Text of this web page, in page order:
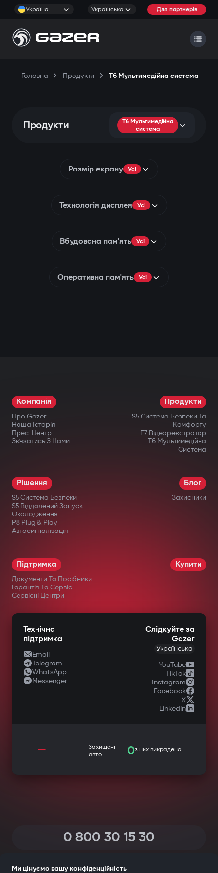
Україна Українська Для партнерів
Головна Продукти T6 Мультимедійна система
Продукти
T6 Мультимедійна
система
Розмір екрану Усі
Технологія дисплея Усі
Вбудована пам'ять Усі
Оперативна пам'ять Усі
Компанія
Про Gazer
Наша Історія
Прес-Центр
Зв’язатись З Нами
Продукти
S5 Система Безпеки Та
Комфорту
E7 Відеореєстратор
T6 Мультимедійна
Система
Рішення
S5 Система Безпеки
S5 Віддалений Запуск
Охолодження
P8 Plug & Play
Автосигналізація
Блог
Захисники
Підтримка
Документи Та Посібники
Гарантія Та Сервіс
Сервісні Центри
Купити
Технічна
підтримка
Email
Telegram
WhatsApp
Messenger
Слідкуйте за
Gazer
Українська
YouTube
TikTok
Instagram
Facebook
X
LinkedIn
—
Захищені
авто
0з них викрадено
0 800 30 15 30
Ми цінуємо вашу конфіденційність